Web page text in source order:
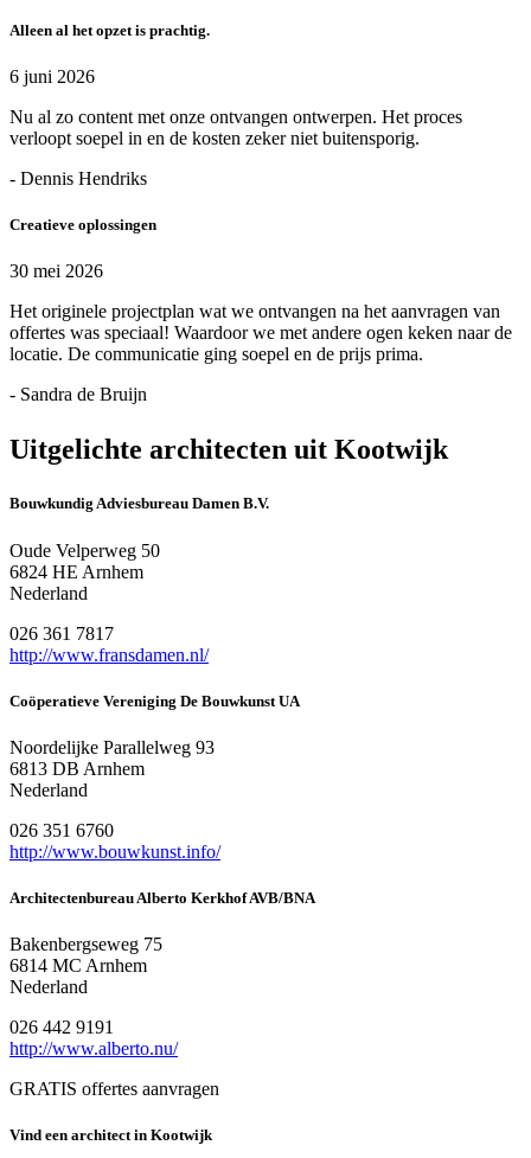
Alleen al het opzet is prachtig.
6 juni 2026
Nu al zo content met onze ontvangen ontwerpen. Het proces
verloopt soepel in en de kosten zeker niet buitensporig.
- Dennis Hendriks
Creatieve oplossingen
30 mei 2026
Het originele projectplan wat we ontvangen na het aanvragen van
offertes was speciaal! Waardoor we met andere ogen keken naar de
locatie. De communicatie ging soepel en de prijs prima.
- Sandra de Bruijn
Uitgelichte architecten uit Kootwijk
Bouwkundig Adviesbureau Damen B.V.
Oude Velperweg 50
6824 HE Arnhem
Nederland
026 361 7817
http://www.fransdamen.nl/
Coöperatieve Vereniging De Bouwkunst UA
Noordelijke Parallelweg 93
6813 DB Arnhem
Nederland
026 351 6760
http://www.bouwkunst.info/
Architectenbureau Alberto Kerkhof AVB/BNA
Bakenbergseweg 75
6814 MC Arnhem
Nederland
026 442 9191
http://www.alberto.nu/
GRATIS offertes aanvragen
Vind een architect in Kootwijk